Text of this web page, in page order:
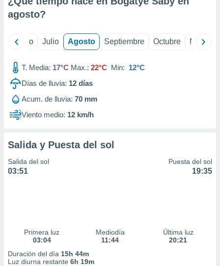
e
publicidad
publicidad
de
agosto?
Junio Julio Agosto Septiembre Octubre
T. Media: 17°C Max.: 22°C Min: 12°C
Días de lluvia: 12 días
Acum. de lluvia: 70 mm
Viento medio: 12 km/h
Salida y Puesta del sol
Salida del sol
03:51
Puesta del sol
19:35
Primera luz
03:04
Mediodía
11:44
Última luz
20:21
Duración del día 15h 44m
Luz diurna restante 6h 19m